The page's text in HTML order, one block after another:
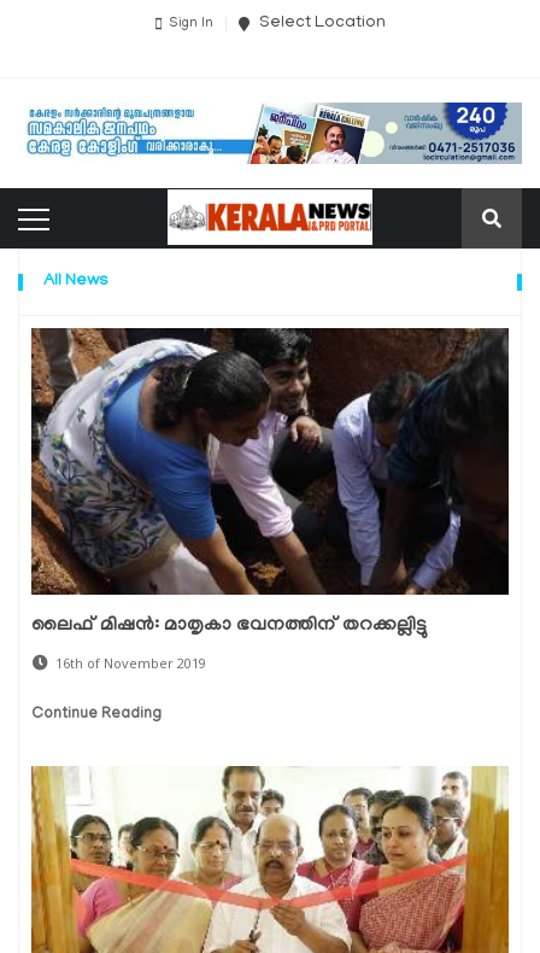
Sign In Select Location
All News
ലൈഫ് മിഷന്‍: മാതൃകാ ഭവനത്തിന് തറക്കല്ലിട്ടു
16th of November 2019
Continue Reading